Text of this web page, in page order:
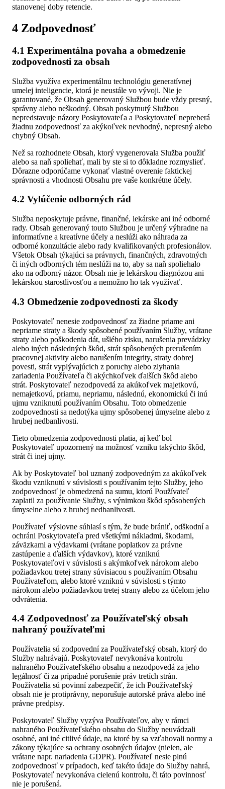
stanovenej doby retencie.
4 Zodpovednosť
4.1 Experimentálna povaha a obmedzenie
zodpovednosti za obsah
Služba využíva experimentálnu technológiu generatívnej
umelej inteligencie, ktorá je neustále vo vývoji. Nie je
garantované, že Obsah generovaný Službou bude vždy presný,
správny alebo neškodný. Obsah poskytnutý Službou
nepredstavuje názory Poskytovateľa a Poskytovateľ nepreberá
žiadnu zodpovednosť za akýkoľvek nevhodný, nepresný alebo
chybný Obsah.
Než sa rozhodnete Obsah, ktorý vygenerovala Služba použiť
alebo sa naň spoliehať, mali by ste si to dôkladne rozmyslieť.
Dôrazne odporúčame vykonať vlastné overenie faktickej
správnosti a vhodnosti Obsahu pre vaše konkrétne účely.
4.2 Vylúčenie odborných rád
Služba neposkytuje právne, finančné, lekárske ani iné odborné
rady. Obsah generovaný touto Službou je určený výhradne na
informatívne a kreatívne účely a neslúži ako náhrada za
odborné konzultácie alebo rady kvalifikovaných profesionálov.
Všetok Obsah týkajúci sa právnych, finančných, zdravotných
či iných odborných tém neslúži na to, aby sa naň spoliehalo
ako na odborný názor. Obsah nie je lekárskou diagnózou ani
lekárskou starostlivosťou a nemožno ho tak využívať.
4.3 Obmedzenie zodpovednosti za škody
Poskytovateľ nenesie zodpovednosť za žiadne priame ani
nepriame straty a škody spôsobené používaním Služby, vrátane
straty alebo poškodenia dát, ušlého zisku, narušenia prevádzky
alebo iných následných škôd, strát spôsobených prerušením
pracovnej aktivity alebo narušením integrity, straty dobrej
povesti, strát vyplývajúcich z poruchy alebo zlyhania
zariadenia Používateľa či akýchkoľvek ďalších škôd alebo
strát. Poskytovateľ nezodpovedá za akúkoľvek majetkovú,
nemajetkovú, priamu, nepriamu, následnú, ekonomickú či inú
ujmu vzniknutú používaním Obsahu. Toto obmedzenie
zodpovednosti sa nedotýka ujmy spôsobenej úmyselne alebo z
hrubej nedbanlivosti.
Tieto obmedzenia zodpovednosti platia, aj keď bol
Poskytovateľ upozornený na možnosť vzniku takýchto škôd,
strát či inej ujmy.
Ak by Poskytovateľ bol uznaný zodpovedným za akúkoľvek
škodu vzniknutú v súvislosti s používaním tejto Služby, jeho
zodpovednosť je obmedzená na sumu, ktorú Používateľ
zaplatil za používanie Služby, s výnimkou škôd spôsobených
úmyselne alebo z hrubej nedbanlivosti.
Používateľ výslovne súhlasí s tým, že bude brániť, odškodní a
ochráni Poskytovateľa pred všetkými nákladmi, škodami,
záväzkami a výdavkami (vrátane poplatkov za právne
zastúpenie a ďalších výdavkov), ktoré vzniknú
Poskytovateľovi v súvislosti s akýmkoľvek nárokom alebo
požiadavkou tretej strany súvisiacou s používaním Obsahu
Používateľom, alebo ktoré vzniknú v súvislosti s týmto
nárokom alebo požiadavkou tretej strany alebo za účelom jeho
odvrátenia.
4.4 Zodpovednosť za Používateľský obsah
nahraný používateľmi
Používatelia sú zodpovední za Používateľský obsah, ktorý do
Služby nahrávajú. Poskytovateľ nevykonáva kontrolu
nahraného Používateľského obsahu a nezodpovedá za jeho
legálnosť či za prípadné porušenie práv tretích strán.
Používatelia sú povinní zabezpečiť, že ich Používateľský
obsah nie je protiprávny, neporušuje autorské práva alebo iné
právne predpisy.
Poskytovateľ Služby vyzýva Používateľov, aby v rámci
nahraného Používateľského obsahu do Služby neuvádzali
osobné, ani iné citlivé údaje, na ktoré by sa vzťahovali normy a
zákony týkajúce sa ochrany osobných údajov (nielen, ale
vrátane napr. nariadenia GDPR). Používateľ nesie plnú
zodpovednosť v prípadoch, keď takéto údaje do Služby nahrá,
Poskytovateľ nevykonáva cielenú kontrolu, či táto povinnosť
nie je porušená.